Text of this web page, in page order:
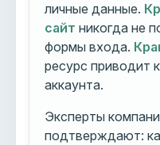
личные данные.
сайт никогда не
формы входа.
ресурс приводит
аккаунта.
Эксперты
подтверждают: